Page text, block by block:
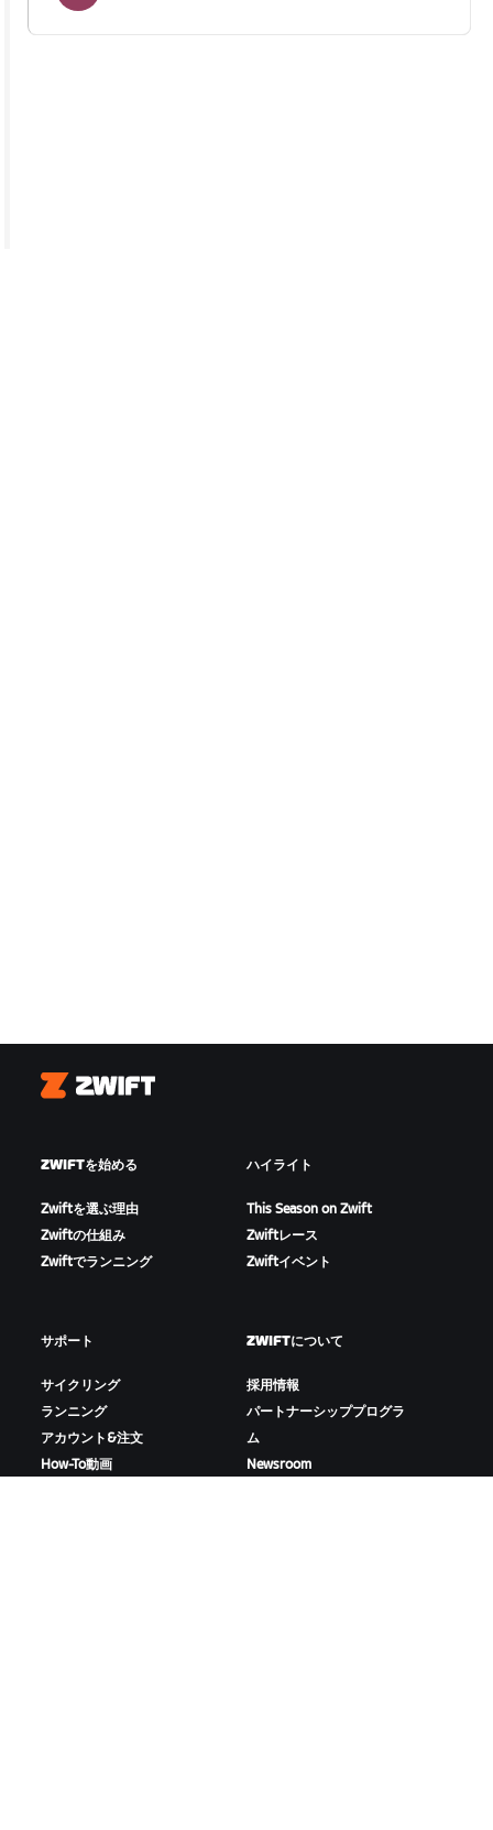
Zwift
ZWIFTを始める
Zwiftを選ぶ理由
Zwiftの仕組み
Zwiftでランニング
ハイライト
This Season on Zwift
Zwiftレース
Zwiftイベント
サポート
サイクリング
ランニング
アカウント&注文
How-To動画
ZWIFTについて
採用情報
パートナーシッププログラ
ム
Newsroom